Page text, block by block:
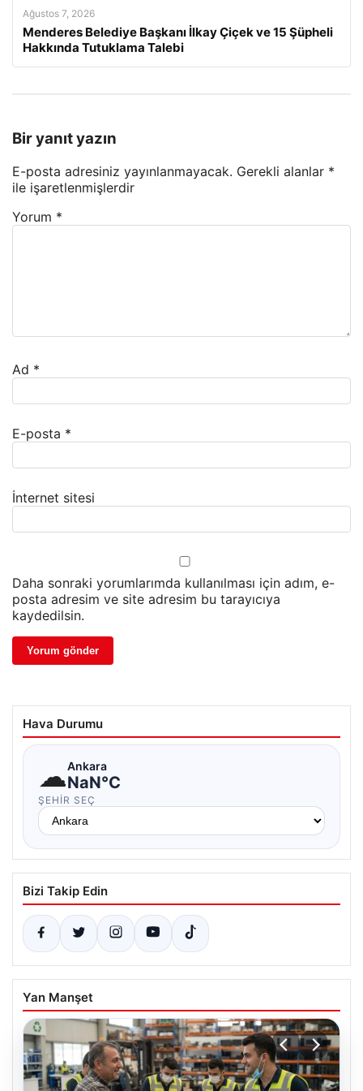
Ağustos 7, 2026
Menderes Belediye Başkanı İlkay Çiçek ve 15 Şüpheli
Hakkında Tutuklama Talebi
Bir yanıt yazın
E-posta adresiniz yayınlanmayacak. Gerekli alanlar *
ile işaretlenmişlerdir
Yorum *
Ad *
E-posta *
İnternet sitesi
Daha sonraki yorumlarımda kullanılması için adım, e-
posta adresim ve site adresim bu tarayıcıya
kaydedilsin.
Hava Durumu
☁Ankara
NaN°C
ŞEHIR SEÇ
Bizi Takip Edin
Yan Manşet